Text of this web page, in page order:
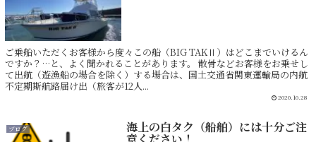
ご乗船いただくお客様から度々この船（BIG TAKⅡ）はどこまでいけるん
ですか？…と、よく聞かれることがあります。 散骨などお客様をお乗せし
て出航（遊漁船の場合を除く）する場合は、国土交通省関東運輸局の内航
不定期斯航路届け出（旅客が12人...
2020.10.28
ブログ 海上の白タク（船舶）には十分ご注